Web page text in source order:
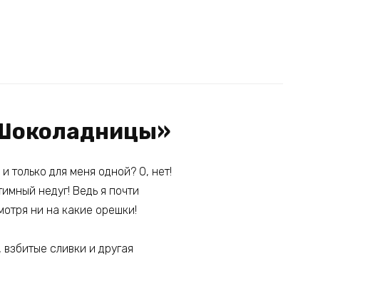
только для меня одной? О, нет!
недуг! Ведь я почти
ни на какие орешки!
сливки и другая